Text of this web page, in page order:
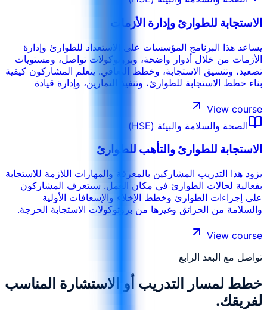
الاستجابة للطوارئ وإدارة الأزمات
يساعد هذا البرنامج المؤسسات على الاستعداد للطوارئ وإدارة
الأزمات من خلال أدوار واضحة، وبروتوكولات تواصل، ومستويات
تصعيد، وتنسيق الاستجابة، وخطط التعافي. يتعلم المشاركون كيفية
بناء خطط الاستجابة للطوارئ، وتنفيذ التمارين، وإدارة قيادة
الأحداث الفعلية.
View course
الصحة والسلامة والبيئة (HSE)
الاستجابة للطوارئ والتأهب للطوارئ
يزود هذا التدريب المشاركين بالمعرفة والمهارات اللازمة للاستجابة
بفعالية لحالات الطوارئ في مكان العمل. سيتعرف المشاركون
على إجراءات الطوارئ وخطط الإخلاء والإسعافات الأولية
والسلامة من الحرائق وغيرها من بروتوكولات الاستجابة الحرجة.
وحسم في حالات الطوارئ.
View course
تواصل مع البعد الرابع
خطط لمسار التدريب أو الاستشارة المناسب
لفريقك.